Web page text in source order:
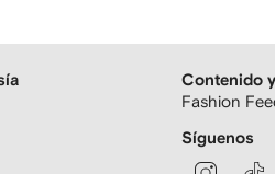
Contenido
Fashion
Síguenos